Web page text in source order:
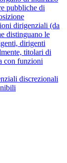
pubbliche di
dirigenziali (da
distinguano le
dirigenti
titolari di
con funzioni
discrezionali